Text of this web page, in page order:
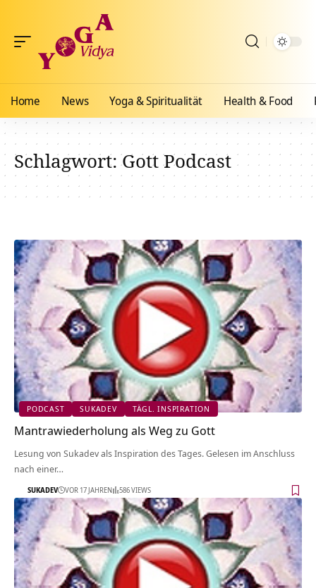
Home News Yoga & Spiritualität Health & Food
Schlagwort:Gott Podcast
PODCAST SUKADEV TÄGL. INSPIRATION
Mantrawiederholung als Weg zu Gott
Lesung von Sukadev als Inspiration des Tages. Gelesen im Anschluss
nach einer…
SUKADEV VOR 17 JAHREN 586 VIEWS